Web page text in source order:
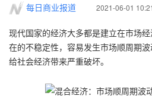
每日商业报道 2021-06-01
现代国家的经济大多都是建立在市场
在的不稳定性，容易发生市场顺周期
给社会经济带来严重破坏。